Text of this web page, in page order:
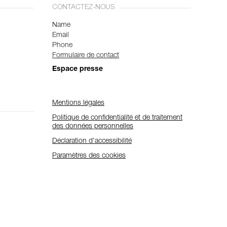
CONTACTEZ-NOUS
Name
Email
Phone
Formulaire de contact
Espace presse
Mentions légales
Politique de confidentialité et de traitement
des données personnelles
Déclaration d'accessibilité
Paramètres des cookies